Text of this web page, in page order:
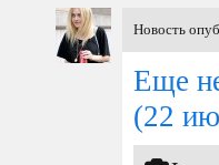
Новость
Еще
(22